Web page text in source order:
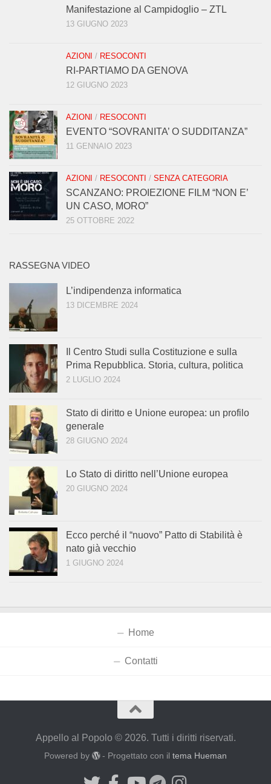
Manifestazione al Campidoglio – ZTL
13 GIUGNO 2023
AZIONI / RESOCONTI
RI-PARTIAMO DA GENOVA
12 GIUGNO 2023
AZIONI / RESOCONTI
EVENTO “SOVRANITA’ O SUDDITANZA”
11 GENNAIO 2023
AZIONI / RESOCONTI / SENZA CATEGORIA
SCANZANO: PROIEZIONE FILM “NON E’
UN CASO, MORO”
25 OTTOBRE 2022
RASSEGNA VIDEO
L’indipendenza informatica
13 DICEMBRE 2024
Il Centro Studi sulla Costituzione e sulla
Prima Repubblica. Storia, cultura, politica
2 LUGLIO 2024
Stato di diritto e Unione europea: un profilo
generale
28 GIUGNO 2024
Lo Stato di diritto nell’Unione europea
20 GIUGNO 2024
Ecco perché il “nuovo” Patto di Stabilità è
nato già vecchio
1 GIUGNO 2024
Home
Contatti
Appello al Popolo © 2026. Tutti i diritti riservati.
Powered by - Progettato con iltema Hueman